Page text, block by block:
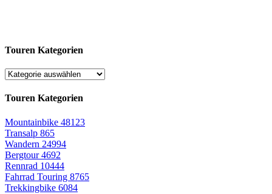
Touren Kategorien
Touren Kategorien
Mountainbike 48123
Transalp 865
Wandern 24994
Bergtour4692
Rennrad 10444
Fahrrad Touring 8765
Trekkingbike 6084